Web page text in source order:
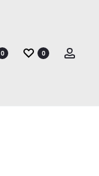
0 0